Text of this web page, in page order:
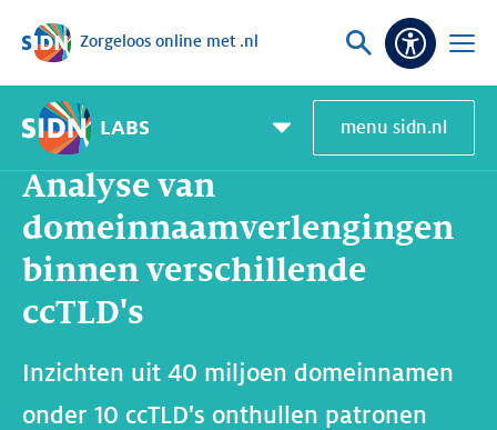
Sla navigatie over
Zorgeloos online met .nl
Vraag
zoek
Open
LABS
Pagemenu
toggle
menu sidn.nl
Home SIDN Labs
Analyse van
domeinnaamverlengingen
binnen verschillende
ccTLD's
Inzichten uit 40 miljoen domeinnamen
onder 10 ccTLD's onthullen patronen